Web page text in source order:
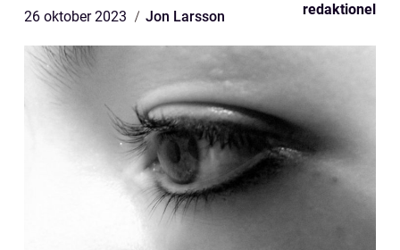
26 oktober 2023 Jon Larsson redaktionel